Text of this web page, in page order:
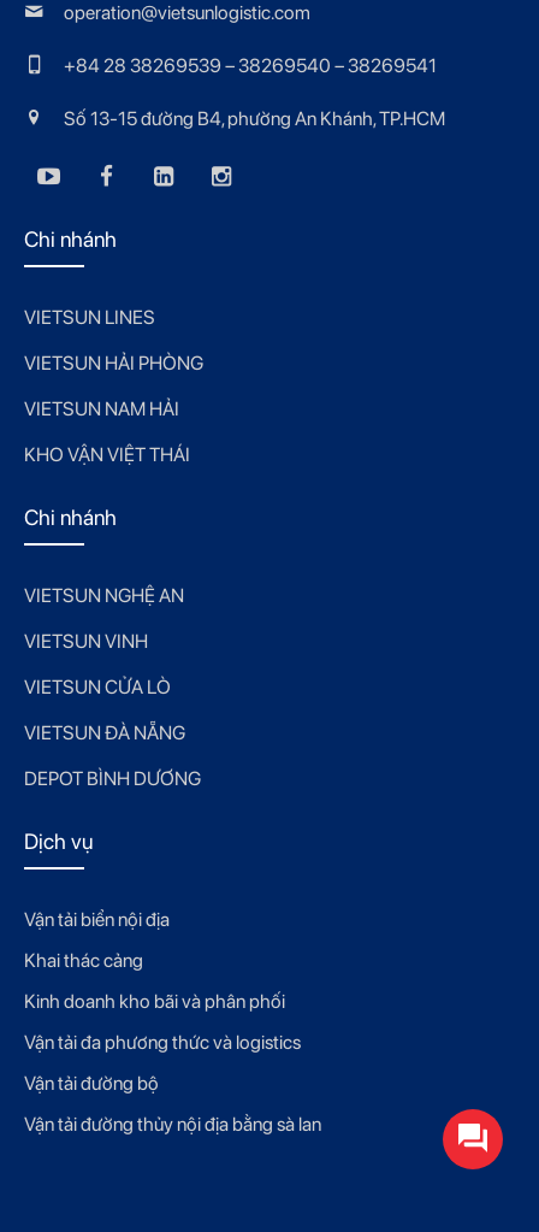
operation@vietsunlogistic.com
+84 28 38269539 – 38269540 – 38269541
Số 13-15 đường B4, phường An Khánh, TP.HCM
Chi nhánh
VIETSUN LINES
VIETSUN HẢI PHÒNG
VIETSUN NAM HẢI
KHO VẬN VIỆT THÁI
Chi nhánh
VIETSUN NGHỆ AN
VIETSUN VINH
VIETSUN CỬA LÒ
VIETSUN ĐÀ NẴNG
DEPOT BÌNH DƯƠNG
Dịch vụ
Vận tải biển nội địa
Khai thác cảng
Kinh doanh kho bãi và phân phối
Vận tải đa phương thức và logistics
Vận tải đường bộ
Vận tải đường thủy nội địa bằng sà lan